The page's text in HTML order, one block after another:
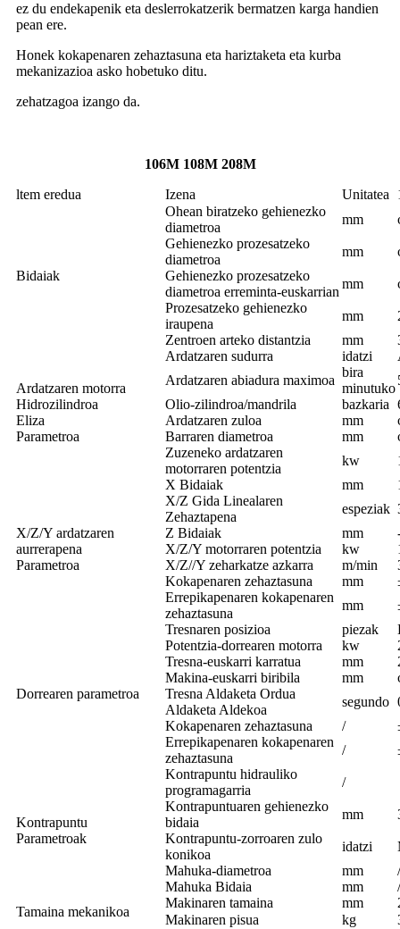
ez du endekapenik eta deslerrokatzerik bermatzen karga handien
pean ere.
Honek kokapenaren zehaztasuna eta hariztaketa eta kurba
mekanizazioa asko hobetuko ditu.
zehatzagoa izango da.
106M 108M 208M
ltem eredua
Izena Unitatea
Bidaiak
Ohean biratzeko gehienezko
diametroa
mm
Gehienezko prozesatzeko
diametroa
mm
Gehienezko prozesatzeko
diametroa erreminta-euskarrian
mm
Prozesatzeko gehienezko
iraupena
mm
Zentroen arteko distantzia
mm
Ardatzaren motorra
Hidrozilindroa
Eliza
Parametroa
Ardatzaren sudurra idatzi
Ardatzaren abiadura maximoa
bira
minutuko
Olio-zilindroa/mandrila
bazkaria
Ardatzaren zuloa
mm
Barraren diametroa
mm
Zuzeneko ardatzaren
motorraren potentzia
kw
X/Z/Y ardatzaren
aurrerapena
Parametroa
X Bidaiak mm
X/Z Gida Linealaren
Zehaztapena
espeziak
Z Bidaiak
mm
X/Z/Y motorraren potentzia
kw
X/Z//Y zeharkatze azkarra
m/min
Kokapenaren zehaztasuna
mm
Errepikapenaren kokapenaren
zehaztasuna
mm
Dorrearen parametroa
Tresnaren posizioa piezak
Potentzia-dorrearen motorra
kw
Tresna-euskarri karratua
mm
Makina-euskarri biribila
mm
Tresna Aldaketa Ordua
Aldaketa Aldekoa
segundo
Kokapenaren zehaztasuna
/
Errepikapenaren kokapenaren
zehaztasuna
/
Kontrapuntu
Parametroak
Kontrapuntu hidrauliko
programagarria
/
Kontrapuntuaren gehienezko
bidaia
mm
Kontrapuntu-zorroaren zulo
konikoa
idatzi
Mahuka-diametroa
mm
/
Mahuka Bidaia
mm
/
Tamaina mekanikoa
Makinaren tamaina mm
Makinaren pisua
kg